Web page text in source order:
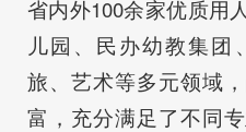
省内外100余家优质用
儿园、民办幼教集团
旅、艺术等多元领域
富，充分满足了不同